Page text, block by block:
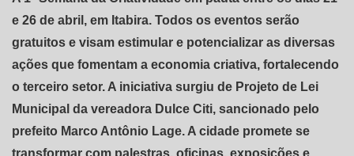
e 26 de abril, em Itabira. Todos os eventos serão
gratuitos e visam estimular e potencializar as diversas
ações que fomentam a economia criativa, fortalecendo
o terceiro setor. A iniciativa surgiu de Projeto de Lei
Municipal da vereadora Dulce Citi, sancionado pelo
prefeito Marco Antônio Lage. A cidade promete se
transformar com palestras, oficinas, exposições e